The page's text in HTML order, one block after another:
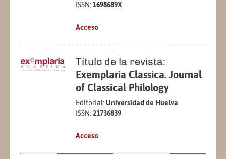
ISSN: 1698689X
Acceso
Título de la revista:
Exemplaria Classica. Journal
of Classical Philology
Editorial: Universidad de Huelva
ISSN: 21736839
Acceso